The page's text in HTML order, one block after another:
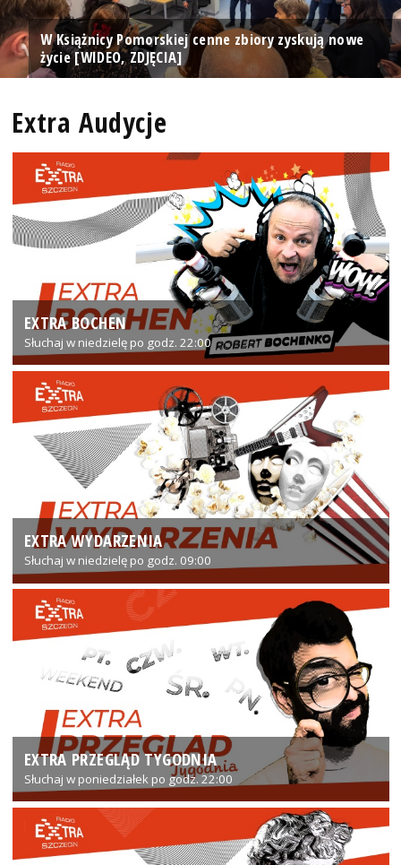
W Książnicy Pomorskiej cenne zbiory zyskują nowe
życie [WIDEO, ZDJĘCIA]
Extra Audycje
EXTRA BOCHEN
Słuchaj w niedzielę po godz. 22:00
EXTRA WYDARZENIA
Słuchaj w niedzielę po godz. 09:00
EXTRA PRZEGLĄD TYGODNIA
Słuchaj w poniedziałek po godz. 22:00